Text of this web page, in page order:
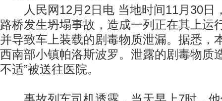
人民网12月2日电 当地时间11月30日
路桥发生坍塌事故，造成一列正在其上运
并导致车上装载的剧毒物质泄漏。据悉，
西南部小镇帕洛斯波罗。泄露的剧毒物质
不适”被送往医院。